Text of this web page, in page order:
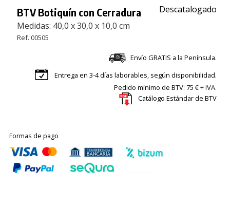
BTV Botiquín con Cerradura
Medidas: 40,0 x 30,0 x 10,0 cm
Ref. 00505
Descatalogado
Envío GRATIS a la Península.
Entrega en 3-4 días laborables, según disponibilidad.
Pedido mínimo de BTV: 75 € + IVA.
Catálogo Estándar de BTV
Formas de pago